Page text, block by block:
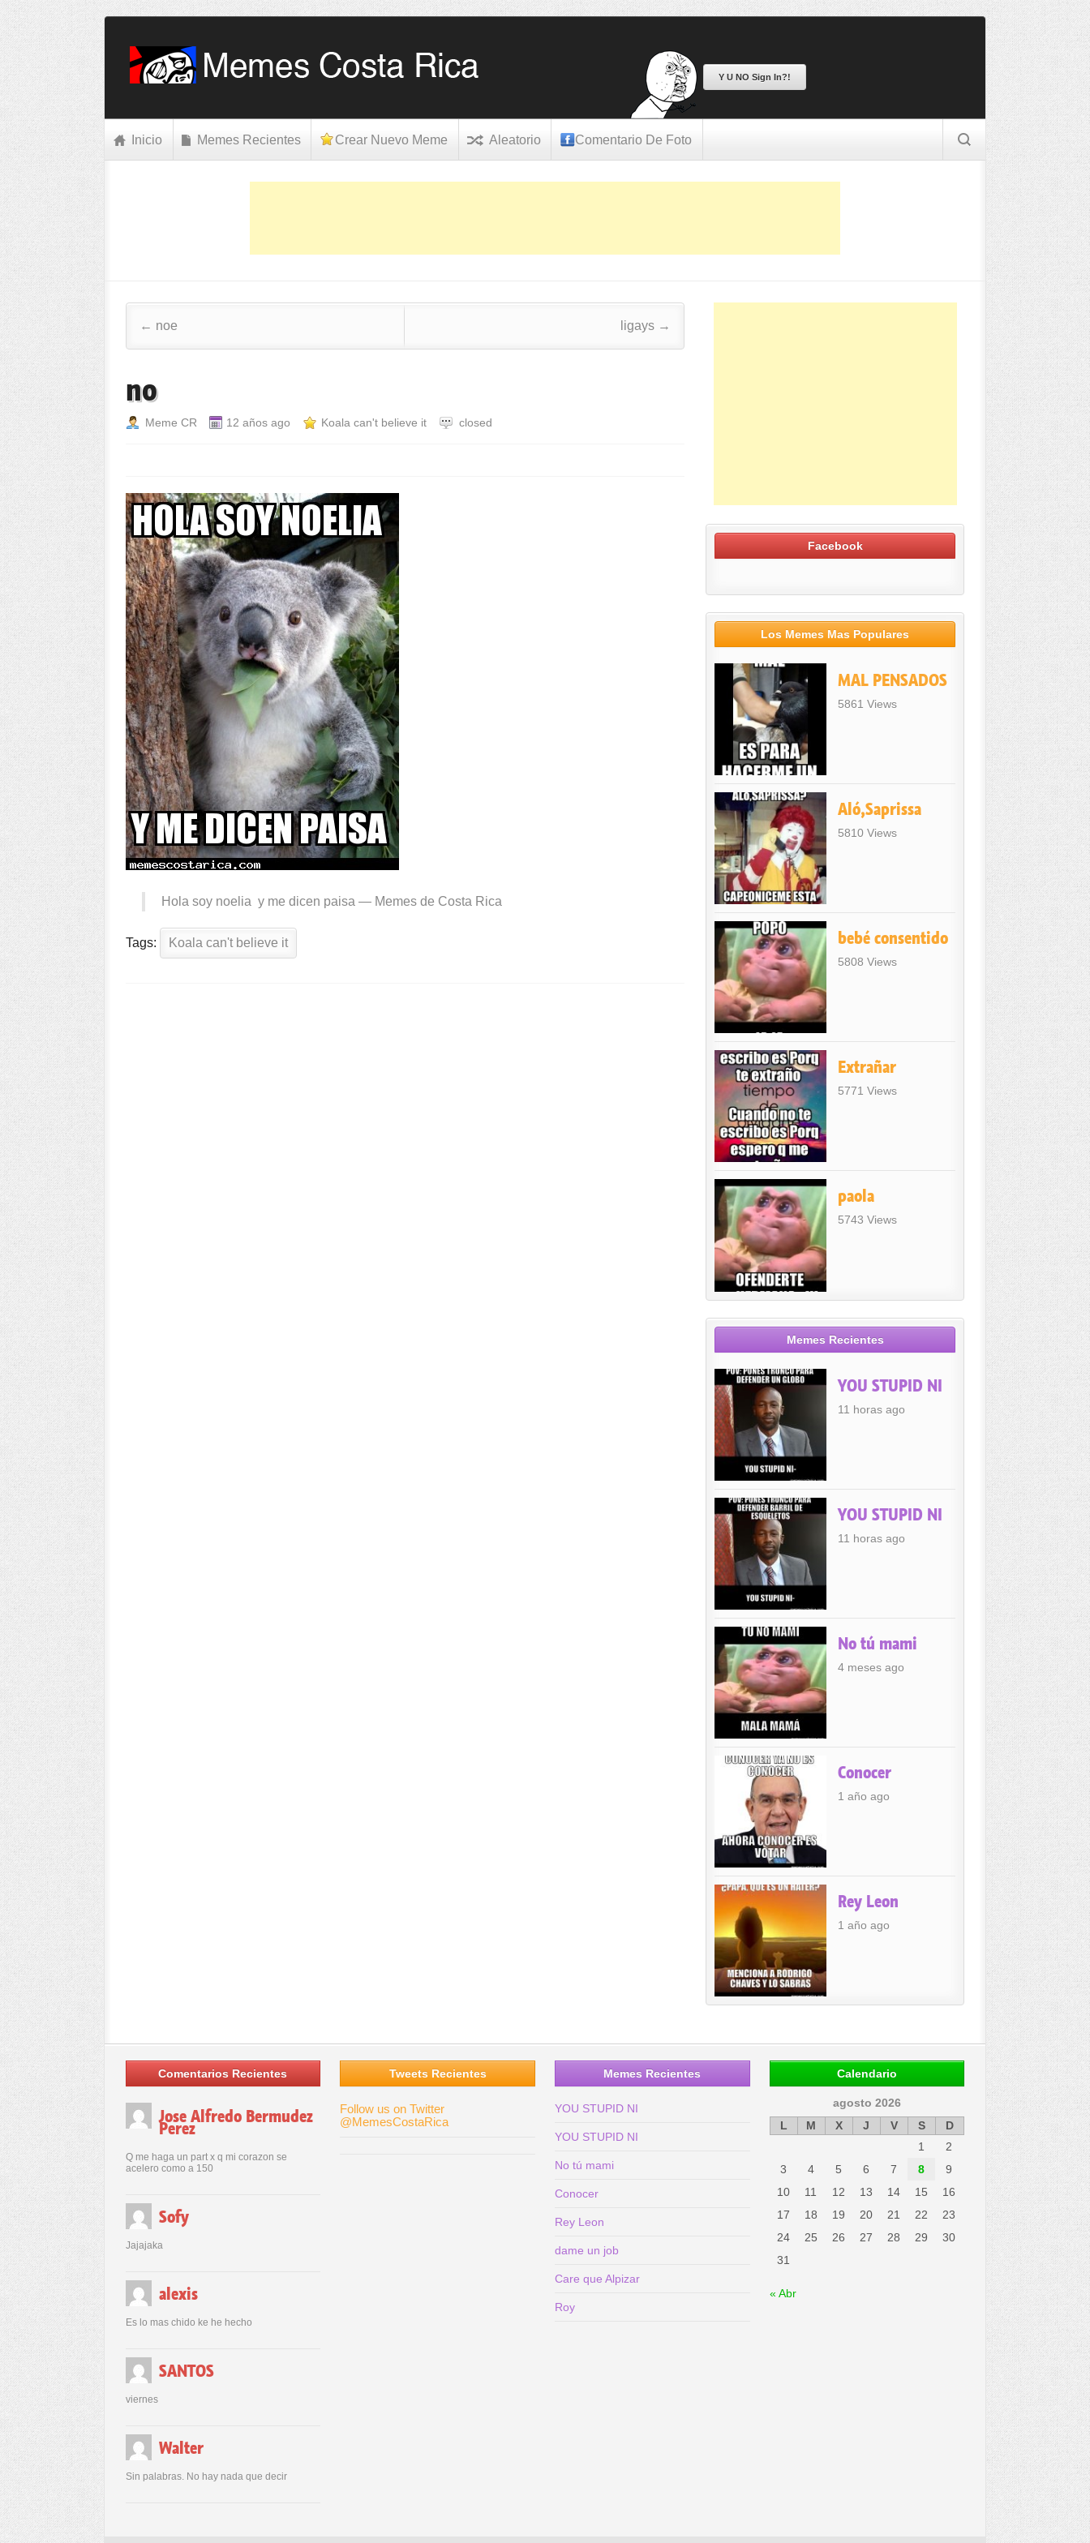
Y U NO Sign In?!
Inicio Memes Recientes Crear Nuevo Meme Aleatorio Comentario De Foto
Post navigation
← noe ligays →
no
Meme CR 12 años ago Koala can't believe it closed
Hola soy noelia y me dicen paisa — Memes de Costa Rica
Tags: Koala can't believe it
Facebook
Los Memes Mas Populares
MAL PENSADOS
5861 Views
Aló,Saprissa
5810 Views
bebé consentido
5808 Views
Extrañar
5771 Views
paola
5743 Views
Memes Recientes
YOU STUPID NI
11 horas ago
YOU STUPID NI
11 horas ago
No tú mami
4 meses ago
Conocer
1 año ago
Rey Leon
1 año ago
Comentarios Recientes
Jose Alfredo Bermudez
Perez
Q me haga un part x q mi corazon se
acelero como a 150
Sofy
Jajajaka
alexis
Es lo mas chido ke he hecho
SANTOS
viernes
Walter
Sin palabras. No hay nada que decir
Tweets Recientes
Follow us on Twitter
@MemesCostaRica
Memes Recientes
YOU STUPID NI
YOU STUPID NI
No tú mami
Conocer
Rey Leon
dame un job
Care que Alpizar
Roy
Calendario
agosto 2026
L
M X J V S
D
1
2
3
4 5 6 7 8
9
10
11 12 13 14 15
16
17
18 19 20 21 22
23
24
25 26 27 28 29
30
31
« Abr